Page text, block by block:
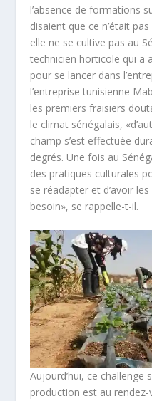
l’absence de formations
disaient que ce n’était
elle ne se cultive pas au
technicien horticole qui a
pour se lancer dans
l’entreprise tunisienne
les premiers fraisiers
le climat sénégalais,
champ s’est effectuée
degrés. Une fois au
des pratiques culturales
se réadapter et d’avoir
besoin», se rappelle-t-il.
Aujourd’hui, ce
production est au